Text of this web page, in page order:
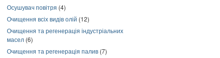
Осушувач повітря (4)
Очищення всіх видів олій (12)
Очищення та регенерація індустріальних
масел (6)
Очищення та регенерація палив (7)